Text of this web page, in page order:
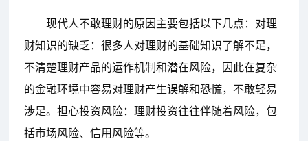
现代人不敢理财的原因主要包括以下几点：对理
财知识的缺乏：很多人对理财的基础知识了解不足，
不清楚理财产品的运作机制和潜在风险，因此在复杂
的金融环境中容易对理财产生误解和恐慌，不敢轻易
涉足。担心投资风险：理财投资往往伴随着风险，包
括市场风险、信用风险等。